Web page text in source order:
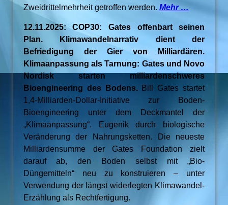
Zweidrittelmehrheit getroffen werden. Mehr …
12.11.2025: COP30: Gates offenbart seinen
Plan. Klimawandelnarrativ dient der
Befriedigung der Gier von Milliardären.
Klimaanpassung als Tarnung: Gates und Novo
Nordisk starten milliardenschweres
Bioengineering des Bodens.Bill Gates startet
1,4-Milliarden-Dollar-Initiative zur Boden-
Bioengineering unter dem Deckmantel der
„Klimaanpassung“. Eugenik durch biologische
Veränderung der Nahrungsketten. Die neueste
Milliardensumme der Gates Foundation zielt
darauf ab, den Boden selbst mit „Bio-
Düngemitteln“ neu zu konstruieren – unter
Verwendung der längst widerlegten Klimawandel-
Erzählung als Rechtfertigung.